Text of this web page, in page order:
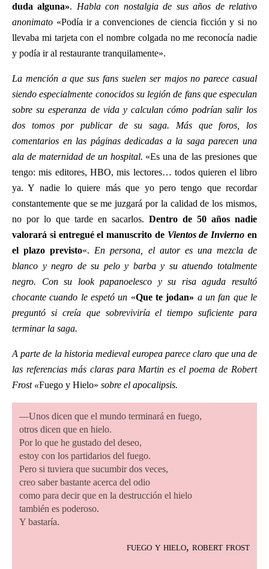
duda alguna». Habla con nostalgia de sus años de relativo
anonimato «Podía ir a convenciones de ciencia ficción y si no
llevaba mi tarjeta con el nombre colgada no me reconocía nadie
y podía ir al restaurante tranquilamente».
La mención a que sus fans suelen ser majos no parece casual
siendo especialmente conocidos su legión de fans que especulan
sobre su esperanza de vida y calculan cómo podrían salir los
dos tomos por publicar de su saga. Más que foros, los
comentarios en las páginas dedicadas a la saga parecen una
ala de maternidad de un hospital. «Es una de las presiones que
tengo: mis editores, HBO, mis lectores… todos quieren el libro
ya. Y nadie lo quiere más que yo pero tengo que recordar
constantemente que se me juzgará por la calidad de los mismos,
no por lo que tarde en sacarlos. Dentro de 50 años nadie
valorará si entregué el manuscrito de Vientos de Invierno en
el plazo previsto«. En persona, el autor es una mezcla de
blanco y negro de su pelo y barba y su atuendo totalmente
negro. Con su look papanoelesco y su risa aguda resultó
chocante cuando le espetó un «Que te jodan» a un fan que le
preguntó si creía que sobreviviría el tiempo suficiente para
terminar la saga.
A parte de la historia medieval europea parece claro que una de
las referencias más claras para Martin es el poema de Robert
Frost «Fuego y Hielo» sobre el apocalipsis.
—Unos dicen que el mundo terminará en fuego,
otros dicen que en hielo.
Por lo que he gustado del deseo,
estoy con los partidarios del fuego.
Pero si tuviera que sucumbir dos veces,
creo saber bastante acerca del odio
como para decir que en la destrucción el hielo
también es poderoso.
Y bastaría.
fuego y hielo, robert frost